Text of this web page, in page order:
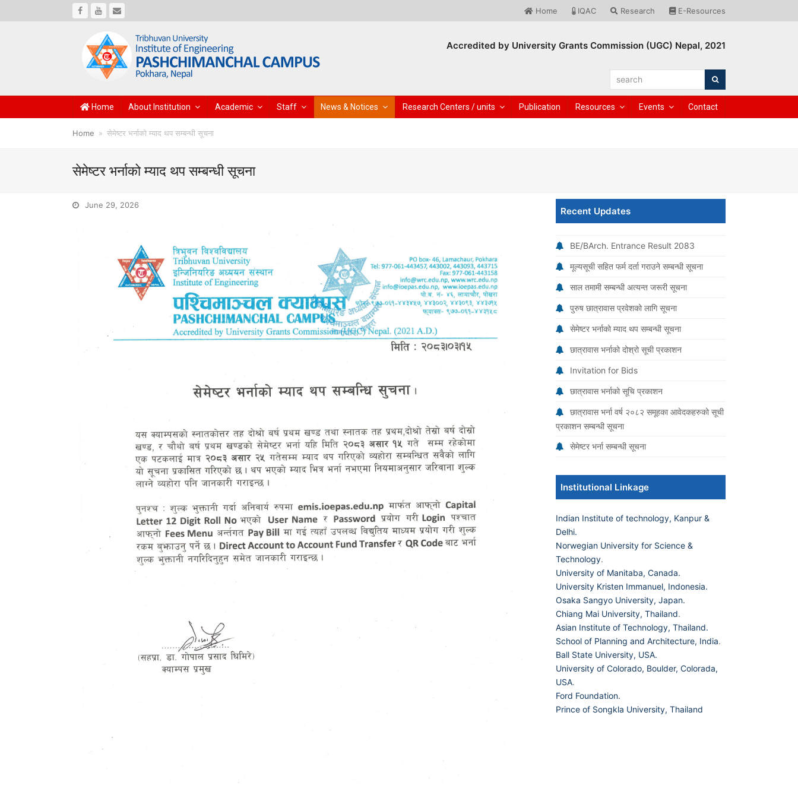
Facebook
Youtube Home IQAC Research E-Resources
Accredited by University Grants Commission (UGC) Nepal, 2021
search
Home About Institution Academic Staff News & Notices Research Centers / units Publication Resources Events Contact
Home » सेमेष्टर भर्नाको म्याद थप सम्बन्धी सूचना
सेमेष्टर भर्नाको म्याद थप सम्बन्धी सूचना
June 29, 2026
Recent Updates
BE/BArch. Entrance Result 2083
मूल्यसूची सहित फर्म दर्ता गराउने सम्बन्धी सूचना
साल तमामी सम्बन्धी अत्यन्त जरूरी सूचना
पुरुष छात्रावास प्रवेशको लागि सूचना
सेमेष्टर भर्नाको म्याद थप सम्बन्धी सूचना
छात्रावास भर्नाको दोश्रो सूची प्रकाशन
Invitation for Bids
छात्रावास भर्नाको सूचि प्रकाशन
छात्रावास भर्ना वर्ष २०८२ समूहका आवेदकहरुको सूची
प्रकाशन सम्बन्धी सूचना
सेमेष्टर भर्ना सम्बन्धी सूचना
Institutional Linkage
Indian Institute of technology, Kanpur &
Delhi.
Norwegian University for Science &
Technology.
University of Manitaba, Canada.
University Kristen Immanuel, Indonesia.
Osaka Sangyo University, Japan.
Chiang Mai University, Thailand.
Asian Institute of Technology, Thailand.
School of Planning and Architecture, India.
Ball State University, USA.
University of Colorado, Boulder, Colorada,
USA.
Ford Foundation.
Prince of Songkla University, Thailand